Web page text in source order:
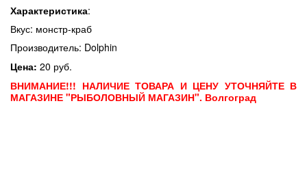
Характеристика:
Вкус: монстр-краб
Производитель: Dolphin
Цена: 20 руб.
ВНИМАНИЕ!!! НАЛИЧИЕ ТОВАРА И ЦЕНУ УТОЧНЯЙТЕ В
МАГАЗИНЕ "РЫБОЛОВНЫЙ МАГАЗИН". Волгоград